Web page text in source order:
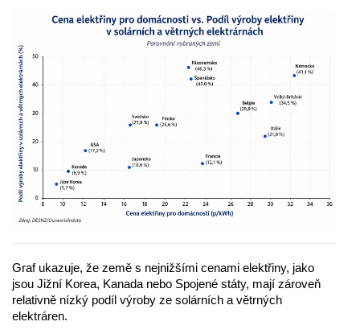
Graf ukazuje, že země s nejnižšími cenami elektřiny, jako
jsou Jižní Korea, Kanada nebo Spojené státy, mají zároveň
relativně nízký podíl výroby ze solárních a větrných
elektráren.